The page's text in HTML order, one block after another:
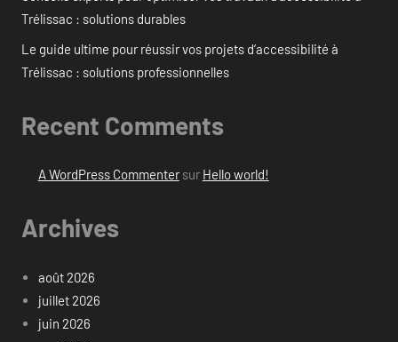
Trélissac : solutions durables
Le guide ultime pour réussir vos projets d’accessibilité à
Trélissac : solutions professionnelles
Recent Comments
A WordPress Commentersur Hello world!
Archives
août 2026
juillet 2026
juin 2026